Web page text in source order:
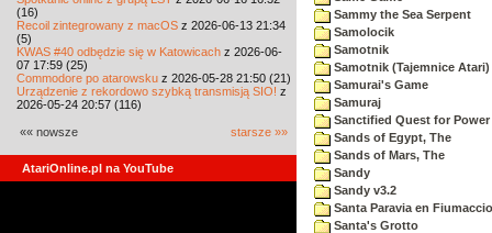
(16)
Recoil zintegrowany z macOS z 2026-06-13 21:34
(5)
KWAS #40 odbędzie się w Katowicach z 2026-06-
07 17:59 (25)
Commodore po atarowsku z 2026-05-28 21:50 (21)
Urządzenie z rekordowo szybką transmisją SIO! z
2026-05-24 20:57 (116)
«« nowsze starsze »»
AtariOnline.pl na YouTube
Sammy the Sea Serpent
Samolocik
Samotnik
Samotnik (Tajemnice Atari)
Samurai's Game
Samuraj
Sanctified Quest for Power
Sands of Egypt, The
Sands of Mars, The
Sandy
Sandy v3.2
Santa Paravia en Fiumaccio
Santa's Grotto